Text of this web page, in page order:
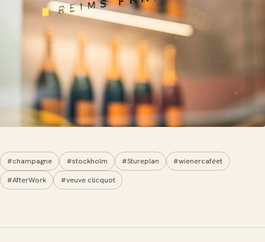
#champagne #stockholm #Stureplan #wienercaféet
#AfterWork #veuve clicquot